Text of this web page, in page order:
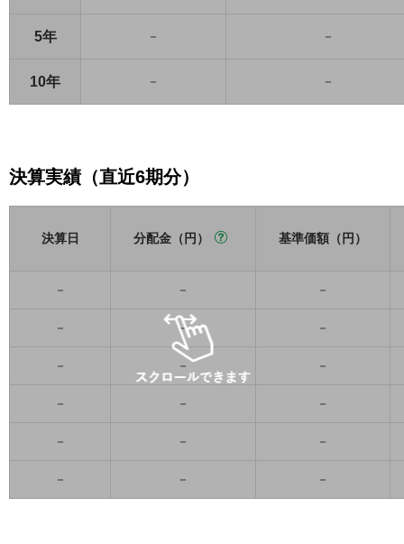
5年 － －
10年 － －
決算実績（直近6期分）
決算日 分配金（円） 基準価額（円）
－ － －
－ － －
－ － －
－ － －
－ － －
－ － －